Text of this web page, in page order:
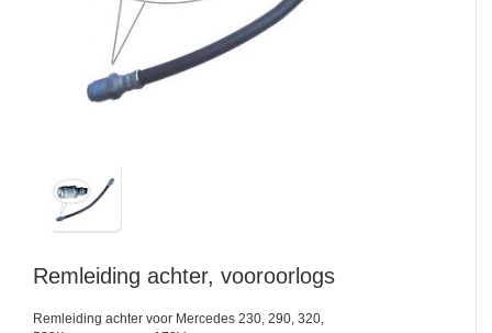
Remleiding achter, vooroorlogs
Remleiding achter voor Mercedes 230, 290, 320,